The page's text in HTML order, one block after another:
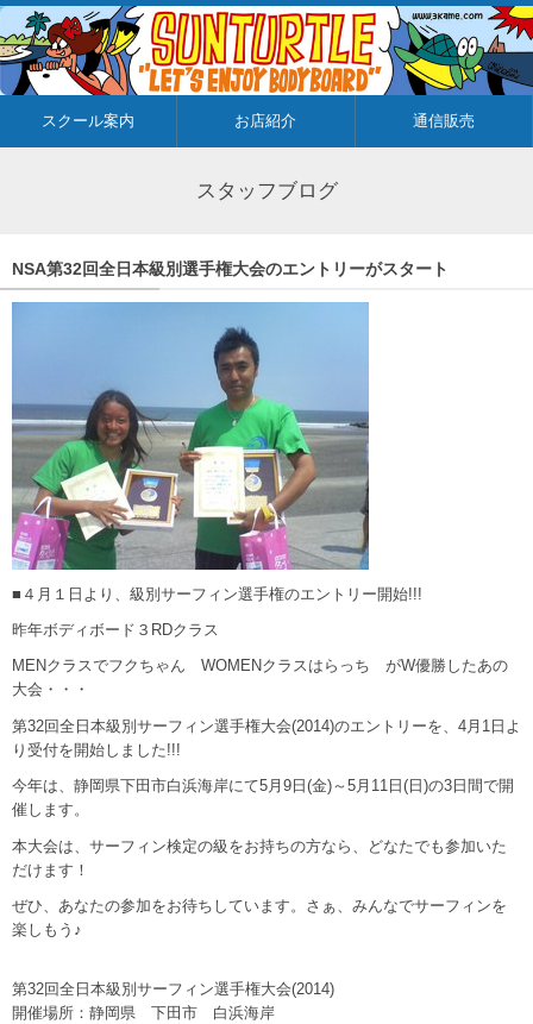
スクール案内 お店紹介 通信販売
スタッフブログ
NSA第32回全日本級別選手権大会のエントリーがスタート
■４月１日より、級別サーフィン選手権のエントリー開始!!!
昨年ボディボード３RDクラス
MENクラスでフクちゃん WOMENクラスはらっち がW優勝したあの
大会・・・
第32回全日本級別サーフィン選手権大会(2014)のエントリーを、4月1日よ
り受付を開始しました!!!
今年は、静岡県下田市白浜海岸にて5月9日(金)～5月11日(日)の3日間で開
催します。
本大会は、サーフィン検定の級をお持ちの方なら、どなたでも参加いた
だけます！
ぜひ、あなたの参加をお待ちしています。さぁ、みんなでサーフィンを
楽しもう♪
第32回全日本級別サーフィン選手権大会(2014)
開催場所：静岡県 下田市 白浜海岸